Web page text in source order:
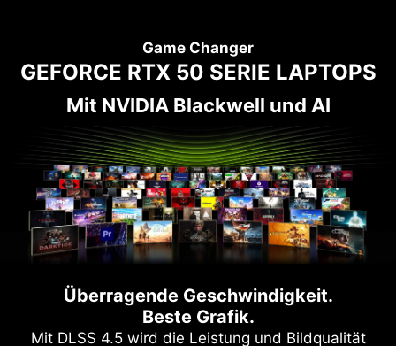
Game Changer
GEFORCE RTX 50 SERIE LAPTOPS
Mit NVIDIA Blackwell und AI
Überragende Geschwindigkeit.
Beste Grafik.
Mit DLSS 4.5 wird die Leistung und Bildqualität